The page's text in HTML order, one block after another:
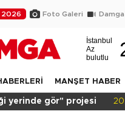
2026 Foto Galeri
İstanbul
Az
bulutlu
MANŞET HABER
çalışanı adalet istiyor!